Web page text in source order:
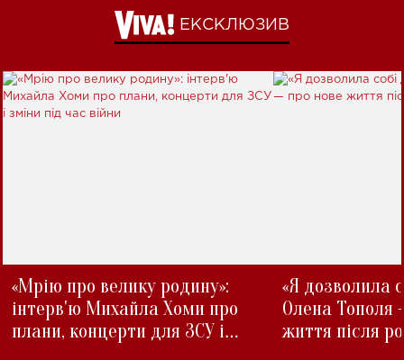
ЕКСКЛЮЗИВ
«Мрію про велику родину»:
інтерв'ю Михайла Хоми про
плани, концерти для ЗСУ і
«Я дозволила
Олена Тополя
життя після